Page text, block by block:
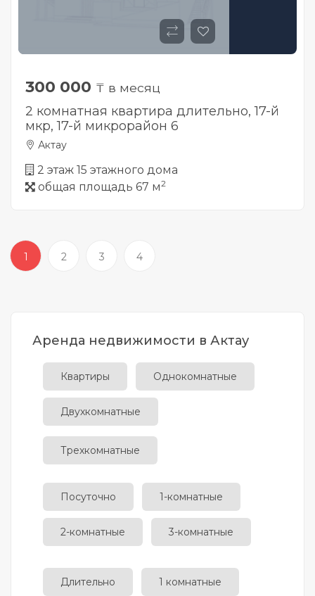
300 000 ₸ в месяц
2 комнатная квартира длительно, 17-й
мкр, ​17-й микрорайон 6
Актау
2 этаж 15 этажного дома
общая площадь 67 м2
1 2 3 4
Аренда недвижимости в Актау
Квартиры Однокомнатные
Двухкомнатные
Трехкомнатные
Посуточно 1-комнатные
2-комнатные 3-комнатные
Длительно 1 комнатные